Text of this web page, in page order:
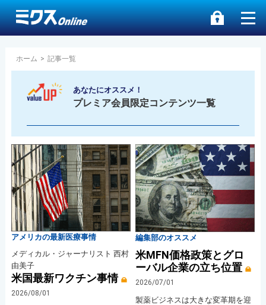
ホーム > 記事一覧
あなたにオススメ！
プレミア会員限定コンテンツ一覧
アメリカの最新医療事情
メディカル・ジャーナリスト 西村
由美子
米国最新ワクチン事情
2026/08/01
編集部のオススメ
米MFN価格政策とグロ
ーバル企業の立ち位置
2026/07/01
製薬ビジネスは大きな変革期を迎